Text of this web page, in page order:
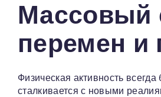
Массовый
перемен и
Физическая активность
сталкивается с новыми